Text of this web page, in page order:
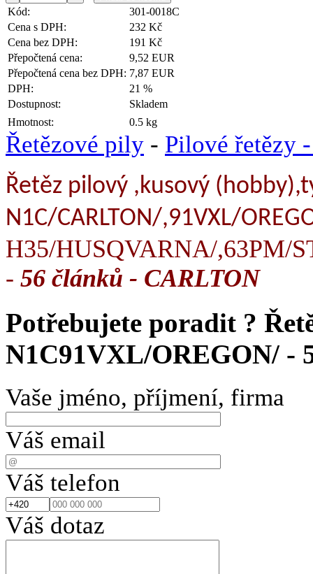
Kód:
301-0018C
Cena s DPH:
232 Kč
Cena bez DPH:
191 Kč
Přepočtená cena:
9,52 EUR
Přepočtená cena bez DPH: 7,87 EUR
DPH:
21 %
Dostupnost:
Skladem
Hmotnost:
0.5 kg
Řetězové pily - Pilové řetězy
Řetěz pilový ,kusový
N1C/CARLTON/,91VXL/
H35/HUSQVARNA/,63PM/
- 56 článků - CARLTON
Potřebujete poradit ?
N1C91VXL/OREGON/ -
Vaše jméno, příjmení, firma
Váš email
Váš telefon
Váš dotaz